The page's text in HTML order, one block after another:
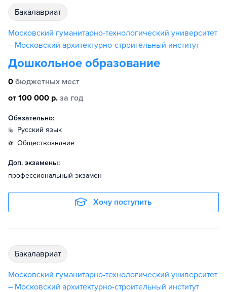
бакалавриат
Московский гуманитарно-технологический университет
– Московский архитектурно-строительный институт
Дошкольное образование
0 бюджетных мест
от 100 000 р. за год
Обязательно:
русский язык
обществознание
Доп. экзамены:
профессиональный экзамен
Хочу поступить
бакалавриат
Московский гуманитарно-технологический университет
– Московский архитектурно-строительный институт